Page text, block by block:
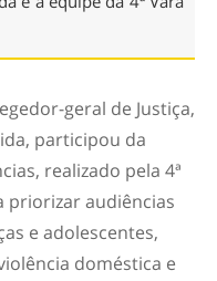
geral de Justiça,
participou da
realizado pela 4ª
priorizar audiências
e adolescentes,
doméstica e